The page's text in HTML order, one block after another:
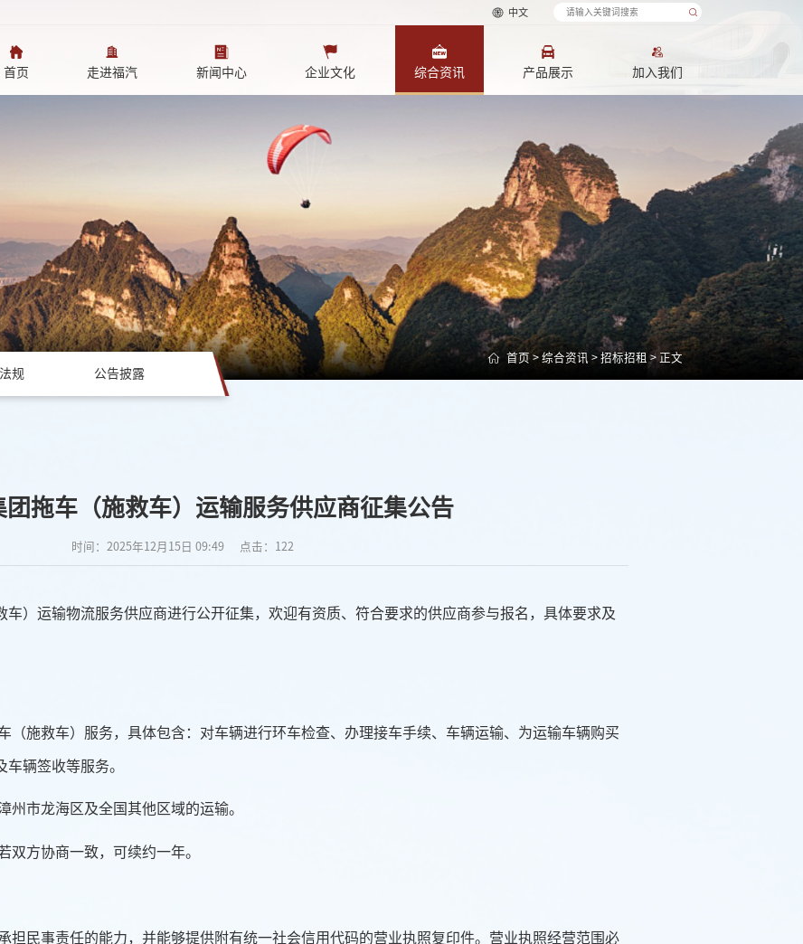
中文
首页 走进福汽 新闻中心 企业文化 综合资讯 产品展示 加入我们
首页 > 综合资讯 > 招标招租 > 正文
规 公告披露
团拖车（施救车）运输服务供应商征集公告
时间：2025年12月15日 09:49 点击： 122
） 运输物流服务供应商进行公开征集，欢迎有资质、符合要求的供应商参与报名，具体要求及
（施救车）服务，具体包含：对车辆进行环车检查、办理接车手续、车辆运输、为运输车辆购买
辆签收等服务。
州市龙海区及全国其他区域的运输。
双方协商一致，可续约一年。
担民事责任的能力，并能够提供附有统一社会信用代码的营业执照复印件。营业执照经营范围必